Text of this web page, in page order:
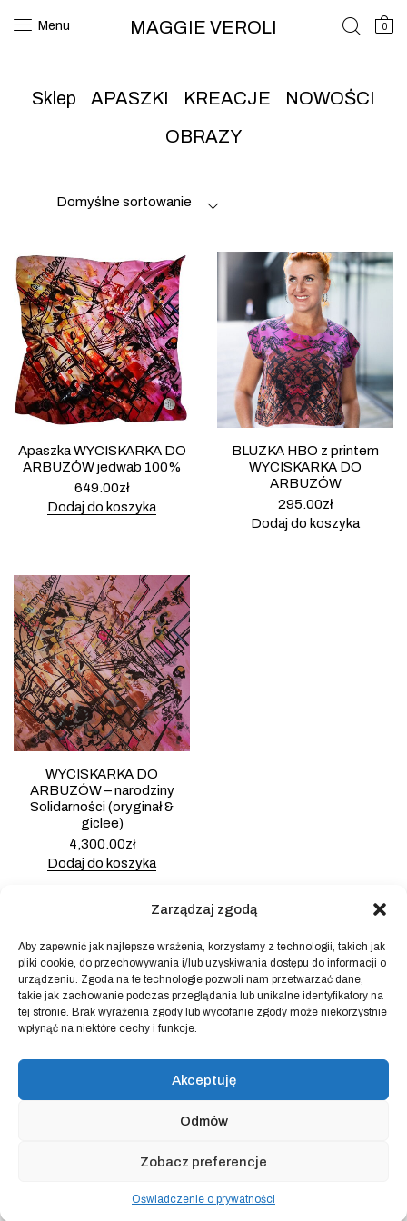
Zarządzaj zgodą
Aby zapewnić jak najlepsze wrażenia, korzystamy z technologii, takich jak
pliki cookie, do przechowywania i/lub uzyskiwania dostępu do informacji o
urządzeniu. Zgoda na te technologie pozwoli nam przetwarzać dane,
takie jak zachowanie podczas przeglądania lub unikalne identyfikatory na
tej stronie. Brak wyrażenia zgody lub wycofanie zgody może niekorzystnie
wpłynąć na niektóre cechy i funkcje.
Akceptuję
Odmów
Zobacz preferencje
Oświadczenie o prywatności
Menu MAGGIE VEROLI 0
Sklep APASZKI KREACJE
NOWOŚCI
OBRAZY
Domyślne sortowanie
Apaszka WYCISKARKA DO
ARBUZÓW jedwab 100%
649.00zł
Dodaj do koszyka
BLUZKA HBO z printem
WYCISKARKA DO
ARBUZÓW
295.00zł
Dodaj do koszyka
WYCISKARKA DO
ARBUZÓW – narodziny
Solidarności (oryginał &
giclee)
4,300.00zł
Dodaj do koszyka
Powered byBlock Shop.
sklep
blog
kontakt
Regulamin sklepu internetowego